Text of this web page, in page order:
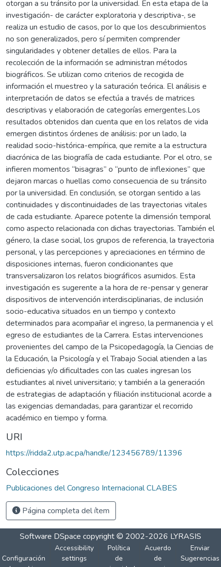
otorgan a su tránsito por la universidad. En esta etapa de la
investigación- de carácter exploratoria y descriptiva-, se
realiza un estudio de casos, por lo que los descubrimientos
no son generalizados, pero sí permiten comprender
singularidades y obtener detalles de ellos. Para la
recolección de la información se administran métodos
biográficos. Se utilizan como criterios de recogida de
información el muestreo y la saturación teórica. El análisis e
interpretación de datos se efectúa a través de matrices
descriptivas y elaboración de categorías emergentes.Los
resultados obtenidos dan cuenta que en los relatos de vida
emergen distintos órdenes de análisis: por un lado, la
realidad socio-histórica-empírica, que remite a la estructura
diacrónica de las biografía de cada estudiante. Por el otro, se
infieren momentos “bisagras” o “punto de inflexiones” que
dejaron marcas o huellas como consecuencia de su tránsito
por la universidad. En conclusión, se otorgan sentido a las
continuidades y discontinuidades de las trayectorias vitales
de cada estudiante. Aparece potente la dimensión temporal
como aspecto relacionada con dichas trayectorias. También el
género, la clase social, los grupos de referencia, la trayectoria
personal, y las percepciones y apreciaciones en término de
disposiciones internas, fueron condicionantes que
transversalizaron los relatos biográficos asumidos. Esta
investigación es sugerente a la hora de re-pensar y generar
dispositivos de intervención interdisciplinarias, de inclusión
socio-educativa situados en un tiempo y contexto
determinados para acompañar el ingreso, la permanencia y el
egreso de estudiantes de la Carrera. Estas intervenciones
provenientes del campo de la Psicopedagogía, la Ciencias de
la Educación, la Psicología y el Trabajo Social atienden a las
deficiencias y/o dificultades con las cuales ingresan los
estudiantes al nivel universitario; y también a la generación
de estrategias de adaptación y filiación institucional acorde a
las exigencias demandadas, para garantizar el recorrido
académico en tiempo y forma.
URI
https://ridda2.utp.ac.pa/handle/123456789/11396
Colecciones
Publicaciones del Congreso Internacional CLABES
Página completa del ítem
Software DSpace copyright © 2002-2026 LYRASIS
Configuración
Accessibility
settings
Política
de
Acuerdo
de
Enviar
Sugerencias